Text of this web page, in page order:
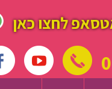
לחצו כאן